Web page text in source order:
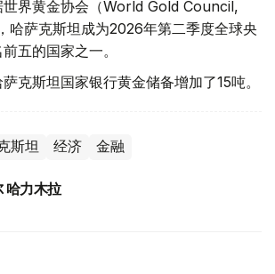
世界黄金协会（World Gold Council,
哈萨克斯坦成为2026年第二季度全球央
五的国家之一。
克斯坦国家银行黄金储备增加了15吨。
斯坦 经济 金融
哈力木拉